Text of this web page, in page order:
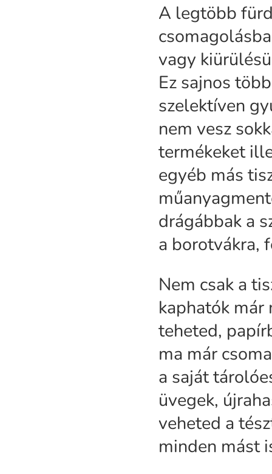
A legtöbb
vagy
Ez sajnos
szelektíven
nem vesz
termékeket
egyéb más
drágábbak a
a borotvákra,
Nem csak a
kaphatók már
teheted,
ma már
a saját
üvegek,
veheted a
minden mást